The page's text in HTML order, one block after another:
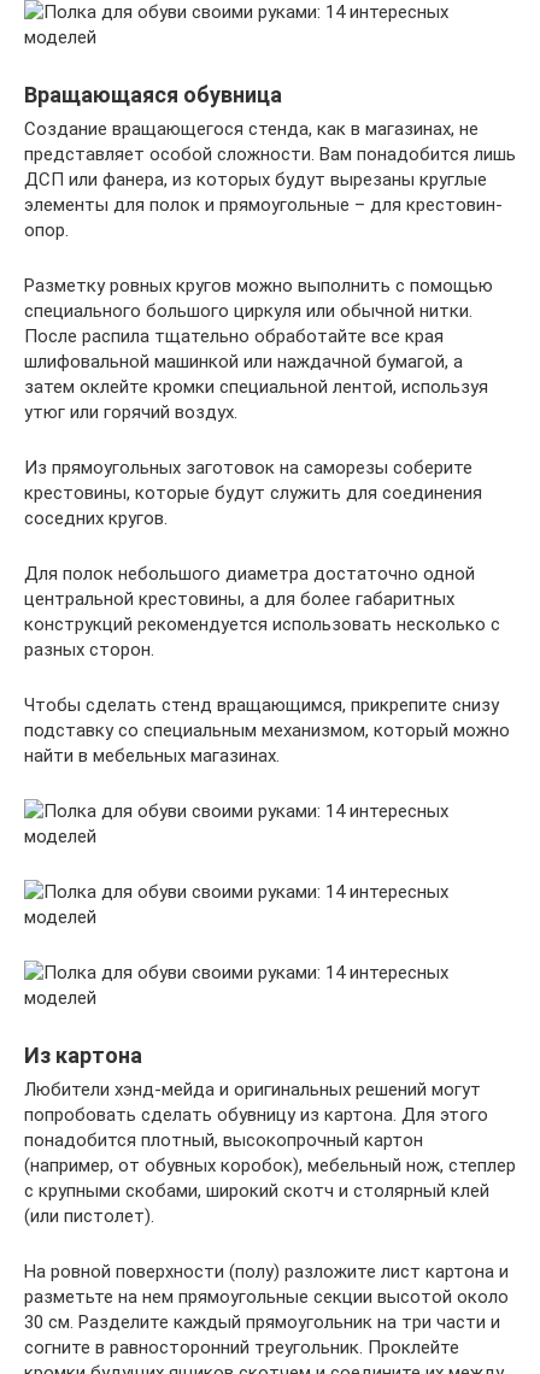
Вращающаяся обувница
Создание вращающегося стенда, как в магазинах, не
представляет особой сложности. Вам понадобится лишь
ДСП или фанера, из которых будут вырезаны круглые
элементы для полок и прямоугольные – для крестовин-
опор.
Разметку ровных кругов можно выполнить с помощью
специального большого циркуля или обычной нитки.
После распила тщательно обработайте все края
шлифовальной машинкой или наждачной бумагой, а
затем оклейте кромки специальной лентой, используя
утюг или горячий воздух.
Из прямоугольных заготовок на саморезы соберите
крестовины, которые будут служить для соединения
соседних кругов.
Для полок небольшого диаметра достаточно одной
центральной крестовины, а для более габаритных
конструкций рекомендуется использовать несколько с
разных сторон.
Чтобы сделать стенд вращающимся, прикрепите снизу
подставку со специальным механизмом, который можно
найти в мебельных магазинах.
Из картона
Любители хэнд-мейда и оригинальных решений могут
попробовать сделать обувницу из картона. Для этого
понадобится плотный, высокопрочный картон
(например, от обувных коробок), мебельный нож, степлер
с крупными скобами, широкий скотч и столярный клей
(или пистолет).
На ровной поверхности (полу) разложите лист картона и
разметьте на нем прямоугольные секции высотой около
30 см. Разделите каждый прямоугольник на три части и
согните в равносторонний треугольник. Проклейте